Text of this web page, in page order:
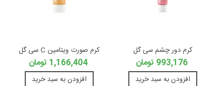
کرم دور چشم سی گل
993,176 تومان
افزودن به سبد خرید
کرم صورت ویتامین C سی گل
1,166,404 تومان
افزودن به سبد خرید